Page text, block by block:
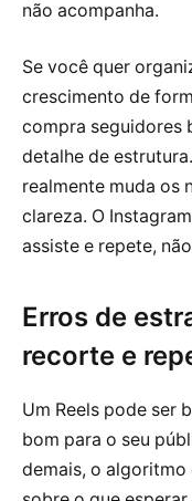
não acompanha.
Se você quer
crescimento de
compra seguidores
detalhe de
realmente muda os
clareza. O
assiste e repete,
Erros de
recorte e
Um Reels pode ser
bom para o seu
demais, o algoritmo